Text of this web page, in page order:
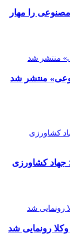
را مهار
منتشر شد
کشاورزی
رونمایی شد